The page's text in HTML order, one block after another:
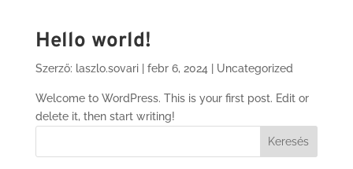
Hello world!
Szerző: laszlo.sovari| febr 6, 2024 Uncategorized
Welcome to WordPress. This is your first post. Edit or
delete it, then start writing!
Keresés